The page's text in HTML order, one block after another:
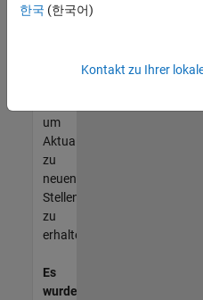
werden
unseres
um
Aktualisierungen
zu
neuen
Stellenangeboten
zu
erhalten.
Es
wurden
한국 (한국어)
Kontakt zu Ihrer